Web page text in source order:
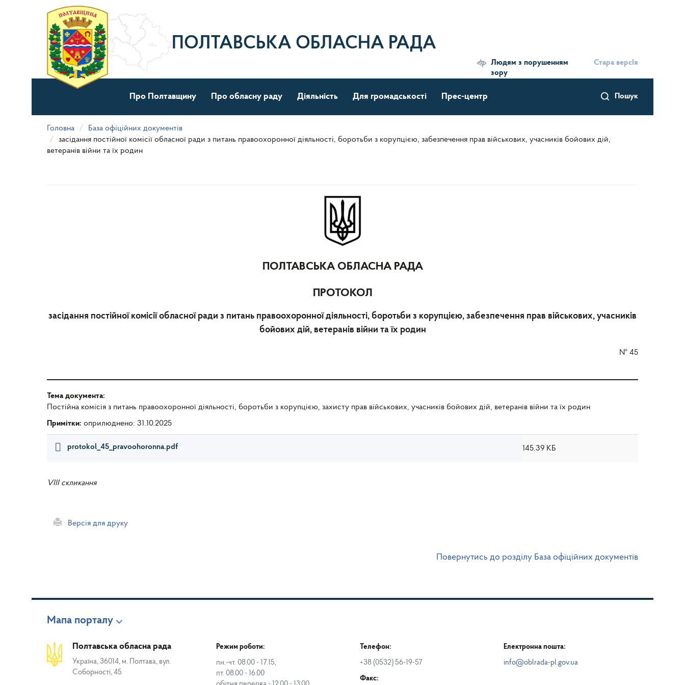
матеріалу
ПОЛТАВСЬКА ОБЛАСНА РАДА
Людям з порушенням
зору
Стара версІя
Пошук
Про Полтавщину Про обласну раду Діяльність Для громадськості Прес-центр
Головна
База офіційних документів
засідання постійної комісії обласної ради з питань правоохоронної діяльності, боротьби з корупцією, забезпечення прав військових, учасників бойових дій,
ветеранів війни та їх родин
ПОЛТАВСЬКА ОБЛАСНА РАДА
ПРОТОКОЛ
засідання постійної комісії обласної ради з питань правоохоронної діяльності, боротьби з корупцією, забезпечення прав військових, учасників
бойових дій, ветеранів війни та їх родин
№ 45
Тема документа:
Постійна комісія з питань правоохоронної діяльності, боротьби з корупцією, захисту прав військових, учасників бойових дій, ветеранів війни та їх родин
Примітки: оприлюднено: 31.10.2025
protokol_45_pravoohoronna.pdf 145.39 КБ
VIII скликання
Версія для друку
Повернутись до розділу База офіційних документів
Мапа порталу
Полтавська обласна рада
Україна, 36014, м. Полтава, вул.
Соборності, 45
Режим роботи:
пн.-чт. 08.00 - 17.15,
пт. 08.00 - 16.00
Телефон:
+38 (0532) 56-19-57
Факс:
Електронна пошта:
info@oblrada-pl.gov.ua